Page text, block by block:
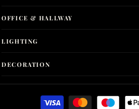
OFFICE & HALLWAY
LIGHTING
DECORATION